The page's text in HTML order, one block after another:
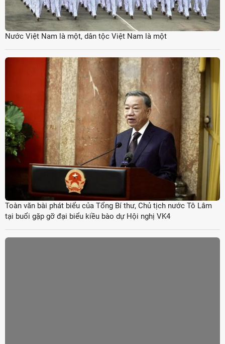
Nước Việt Nam là một, dân tộc Việt Nam là một
Toàn văn bài phát biểu của Tổng Bí thư, Chủ tịch nước Tô Lâm
tại buổi gặp gỡ đại biểu kiều bào dự Hội nghị VK4